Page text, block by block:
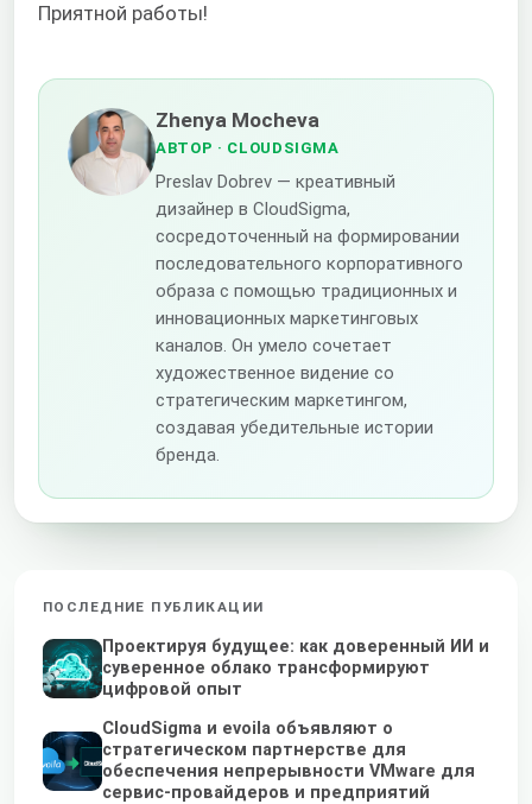
Приятной работы!
Zhenya Mocheva
АВТОР · CLOUDSIGMA
Preslav Dobrev — креативный
дизайнер в CloudSigma,
сосредоточенный на формировании
последовательного корпоративного
образа с помощью традиционных и
инновационных маркетинговых
каналов. Он умело сочетает
художественное видение со
стратегическим маркетингом,
создавая убедительные истории
бренда.
ПОСЛЕДНИЕ ПУБЛИКАЦИИ
Проектируя будущее: как доверенный ИИ и
суверенное облако трансформируют
цифровой опыт
CloudSigma и evoila объявляют о
стратегическом партнерстве для
обеспечения непрерывности VMware для
сервис-провайдеров и предприятий